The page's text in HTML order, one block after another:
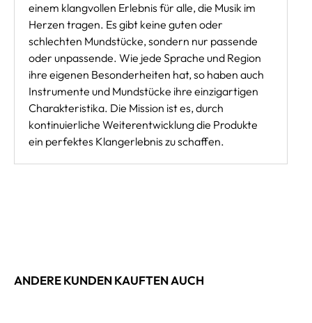
einem klangvollen Erlebnis für alle, die Musik im
Herzen tragen. Es gibt keine guten oder
schlechten Mundstücke, sondern nur passende
oder unpassende. Wie jede Sprache und Region
ihre eigenen Besonderheiten hat, so haben auch
Instrumente und Mundstücke ihre einzigartigen
Charakteristika. Die Mission ist es, durch
kontinuierliche Weiterentwicklung die Produkte
ein perfektes Klangerlebnis zu schaffen.
ANDERE KUNDEN KAUFTEN AUCH